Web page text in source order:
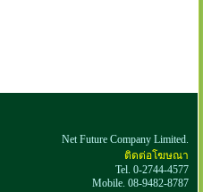
Net Future Company Limited.
ติดต่อโฆษณา
Tel. 0-2744-4577
Mobile. 08-9482-8787